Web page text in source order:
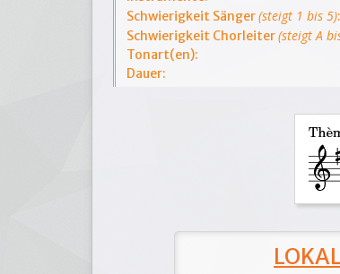
Schwierigkeit Sänger(steigt 1 bis 5):
Schwierigkeit Chorleiter(steigt A
Tonart(en):
Dauer: